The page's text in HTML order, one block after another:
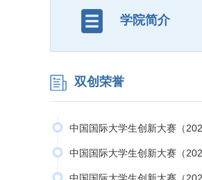
学院简介
双创荣誉
中国国际大学生创新大赛（
中国国际大学生创新大赛（